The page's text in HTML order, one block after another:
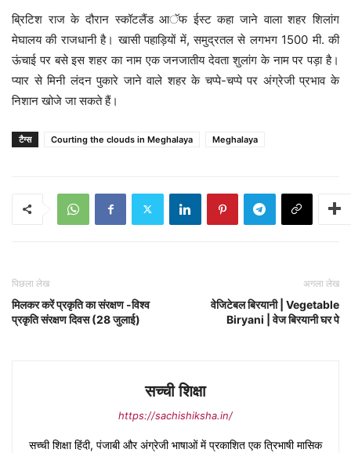
ब्रिटिश राज के दौरान स्कॉटलैंड आॅफ ईस्ट कहा जाने वाला शहर शिलांग
मेघालय की राजधानी है। खासी पहाड़ियों में, समुद्रतल से लगभग 1500 मी. की
ऊंचाई पर बसे इस शहर का नाम एक जनजातीय देवता शुलांग के नाम पर पड़ा है।
प्यार से मिनी लंदन पुकारे जाने वाले शहर के चप्पे-चप्पे पर अंग्रेजी प्रभाव के
निशान खोजे जा सकते हैं।
टैग्स Courting the clouds in Meghalaya Meghalaya
पिछला लेख
मिलकर करें प्रकृति का संरक्षण -विश्व
प्रकृति संरक्षण दिवस (28 जुलाई)
अगला लेख
वेजिटेबल बिरयानी | Vegetable
Biryani | वेज बिरयानी घर पे
सच्ची शिक्षा
https://sachishiksha.in/
सच्ची शिक्षा हिंदी, पंजाबी और अंग्रेजी भाषाओं में प्रकाशित एक त्रिभाषी मासिक